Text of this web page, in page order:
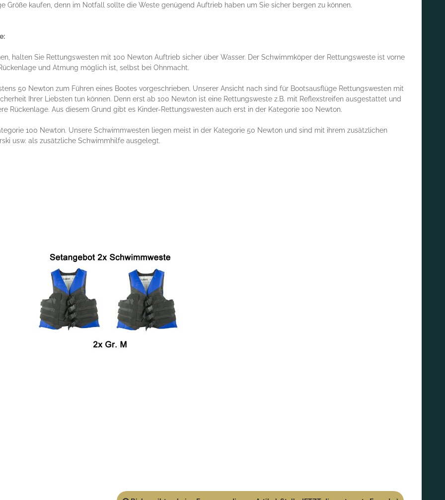
Größe kaufen, denn im Notfall sollte die Weste genügend Auftrieb haben um Sie sicher bergen zu können.
halten Sie Rettungswesten mit 100 Newton Auftrieb sicher über Wasser. Der Schwimmköper der Rettungsweste ist vorne
und Atmung möglich ist, selbst bei Ohnmacht.
50 Newton zum Führen eines Bootes vorgeschrieben. Unserer Ansicht nach sind für Bootsausflüge Rettungswesten mit
Ihrer Liebsten tun können. Denn erst ab 100 Newton ist eine Rettungsweste z.B. mit Reflexstreifen ausgestattet und
Rückenlage. Aus diesem Grund gibt es Kinder-Rettungswesten auch erst in der Kategorie 100 Newton.
100 Newton. Unsere Schwimmwesten liegen meist in der Kategorie 50 Newton und sind mit ihrem zusätzlichen
usw. als zusätzliche Schwimmhilfe ausgelegt.